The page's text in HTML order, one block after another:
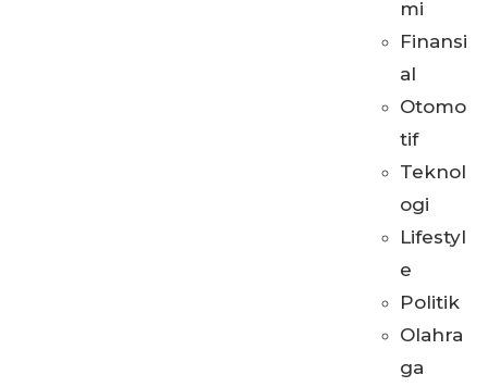
mi
Finansi
al
Otomo
tif
Teknol
ogi
Lifestyl
e
Politik
Olahra
ga